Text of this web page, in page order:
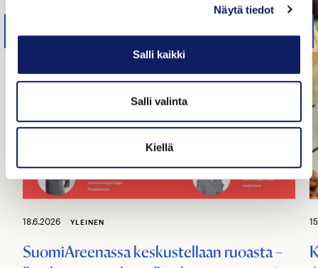
Näytä tiedot
Salli kaikki
Salli valinta
Kiellä
18.6.2026 YLEINEN
SuomiAreenassa keskustellaan ruoasta –